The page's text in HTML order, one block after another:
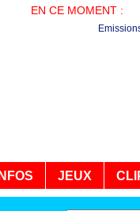
EN CE MOMENT :
INFOS JEUX